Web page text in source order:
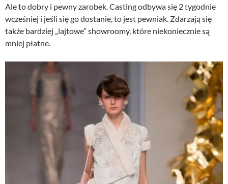
Ale to dobry i pewny zarobek. Casting odbywa się 2 tygodnie
wcześniej i jeśli się go dostanie, to jest pewniak. Zdarzają się
także bardziej „lajtowe” showroomy, które niekoniecznie są
mniej płatne.